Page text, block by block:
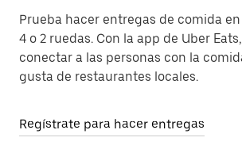
Prueba hacer entregas de comida
4 o 2 ruedas. Con la app de Uber
conectar a las personas con la
gusta de restaurantes locales.
Regístrate para hacer entregas